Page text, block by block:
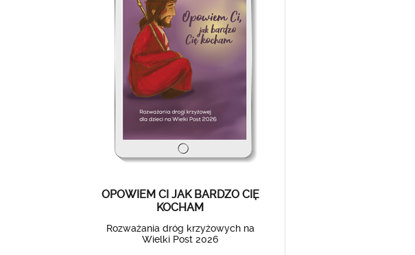
OPOWIEM CI JAK BARDZO CIĘ
KOCHAM
Rozważania dróg krzyżowych na
Wielki Post 2026